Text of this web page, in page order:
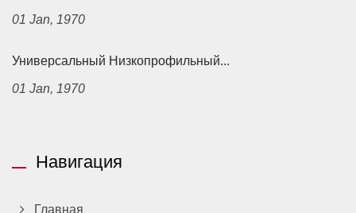
01 Jan, 1970
Универсальный Низкопрофильный...
01 Jan, 1970
Навигация
Главная